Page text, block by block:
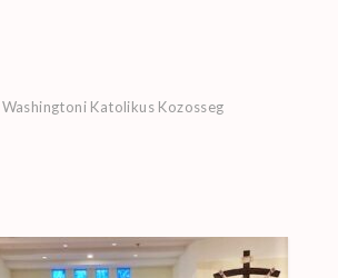
Washingtoni Katolikus Kozosseg